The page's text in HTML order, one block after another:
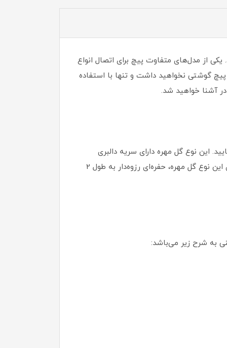
از مدل‌های متفاوت پیچ برای اتصال انواع
پیچ گوشتی نخواهید داشت و تنها با استفاده
در آشنا خواهید شد.
این نوع گل مهره دارای سریه دالبری
می‌باشد که به شما این امکان را می‌دهد تا بتوانید به راحتی با دست خود آن را بچرخانید و باز و بسته نمایید. در انتهای این نوع گل مهره، حفره‌ای رزوه‌دار به طول 2
به شرح زیر می‌باشد: